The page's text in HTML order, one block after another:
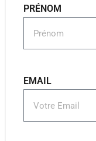
PRÉNOM
EMAIL